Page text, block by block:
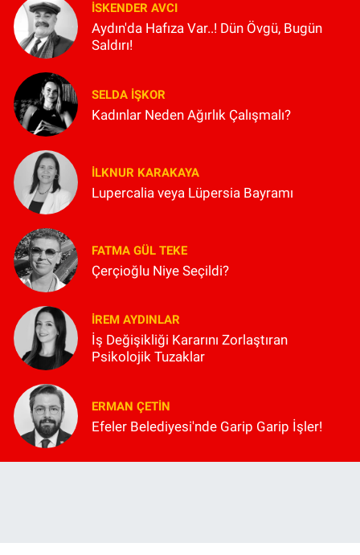
İSKENDER AVCI
Aydın'da Hafıza Var..! Dün Övgü, Bugün
Saldırı!
SELDA İŞKOR
Kadınlar Neden Ağırlık Çalışmalı?
İLKNUR KARAKAYA
Lupercalia veya Lüpersia Bayramı
FATMA GÜL TEKE
Çerçioğlu Niye Seçildi?
İREM AYDINLAR
İş Değişikliği Kararını Zorlaştıran
Psikolojik Tuzaklar
ERMAN ÇETIN
Efeler Belediyesi'nde Garip Garip İşler!